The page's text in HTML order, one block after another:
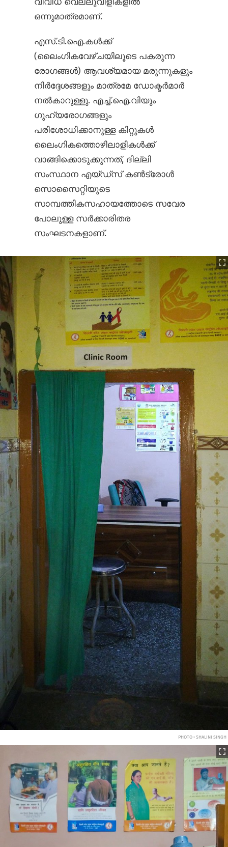
ഒന്നുമാത്രമാണ്.
എസ്.ടി.ഐ.കൾക്ക്
(ലൈംഗികവേഴ്ചയിലൂടെ പകരുന്ന
രോഗങ്ങൾ) ആവശ്യമായ മരുന്നുകളും
നിർദ്ദേശങ്ങളും മാത്രമേ ഡോക്ടർമാർ
നൽകാറുള്ളു. എച്ച്.ഐ.വിയും
ഗുഹ്യരോഗങ്ങളും
പരിശോധിക്കാനുള്ള കിറ്റുകൾ
ലൈംഗികത്തൊഴിലാളികൾക്ക്
വാങ്ങിക്കൊടുക്കുന്നത്, ദില്ലി
സംസ്ഥാന എയ്‌ഡ്സ് കൺ‌ട്രോൾ
സൊസൈറ്റിയുടെ
സാമ്പത്തികസഹായത്തോടെ സവേര
പോലുള്ള സർക്കാരിതര
സംഘടനകളാണ്.
PHOTO • SHALINI SINGH